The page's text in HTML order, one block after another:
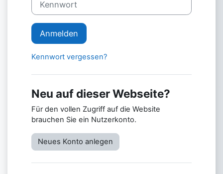
Anmelden
Kennwort vergessen?
Neu auf dieser Webseite?
Für den vollen Zugriff auf die Website
brauchen Sie ein Nutzerkonto.
Neues Konto anlegen